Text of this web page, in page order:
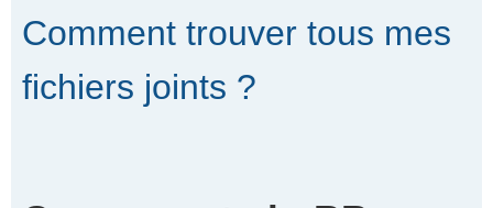
Comment trouver tous mes
fichiers joints ?